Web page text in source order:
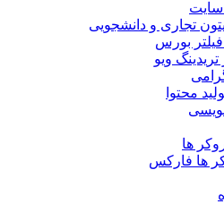
تجاری و دانشجویی
بورس
ویو
محتوا
ها
ها فارکس